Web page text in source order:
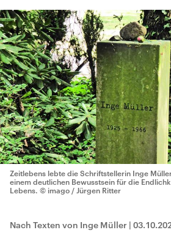
Zeitlebens lebte die Schriftstellerin Inge
einem deutlichen Bewusstsein für die
Lebens. © imago / Jürgen Ritter
Nach Texten von Inge Müller |